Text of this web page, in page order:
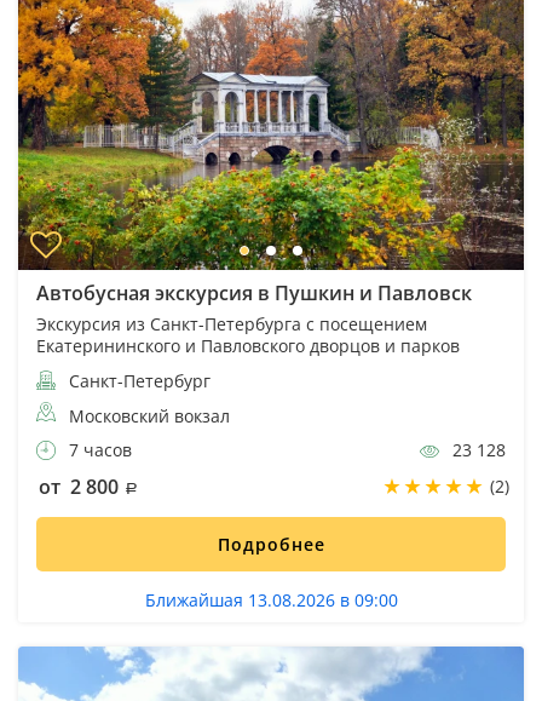
Автобусная экскурсия в Пушкин и Павловск
Экскурсия из Санкт-Петербурга с посещением
Екатерининского и Павловского дворцов и парков
Санкт-Петербург
Московский вокзал
7 часов
23 128
от 2 800 (2)
Подробнее
Ближайшая 13.08.2026 в 09:00